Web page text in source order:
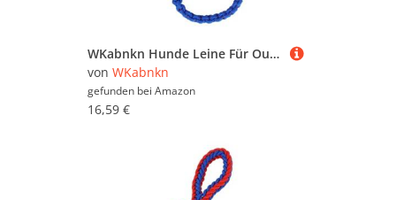
WKabnkn Hunde Leine Für Outdoor Walking Nopull Haustiertraining Leiter Praktisches Nylon Leine Einstellbares Traktionsseil Für Große Hunde Blei
von WKabnkn
gefunden bei Amazon
16,59 €